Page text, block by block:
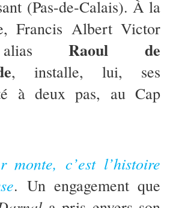
(Pas-de-Calais). À la
Francis Albert Victor
aliasRaoul de
, installe, lui, ses
à deux pas, au Cap
monte, c’est l’histoire
. Un engagement que